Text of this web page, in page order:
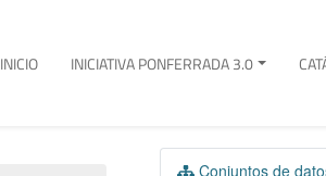
INICIO INICIATIVA PONFERRADA 3.0
Conjuntos de